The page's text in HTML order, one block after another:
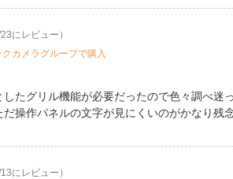
にレビュー）
クカメラグループで購入
したグリル機能が必要だったので色々調べ
操作パネルの文字が見にくいのがかなり残
にレビュー）